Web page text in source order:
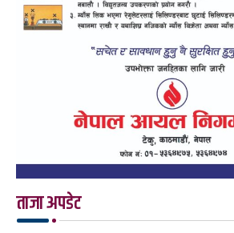
ताजा अपडेट